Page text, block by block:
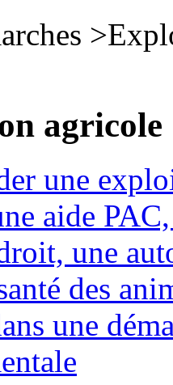
>
agricole
une
aide
une
des
une